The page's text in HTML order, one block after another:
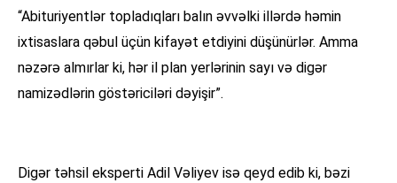
“Abituriyentlər topladıqları balın əvvəlki illərdə həmin
ixtisaslara qəbul üçün kifayət etdiyini düşünürlər. Amma
nəzərə almırlar ki, hər il plan yerlərinin sayı və digər
namizədlərin göstəriciləri dəyişir”.
Digər təhsil eksperti Adil Vəliyev isə qeyd edib ki, bəzi